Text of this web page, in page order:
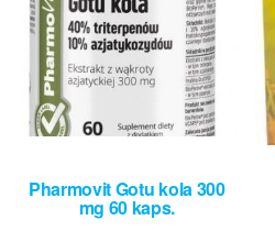
Pharmovit Gotu kola 300
mg 60 kaps.